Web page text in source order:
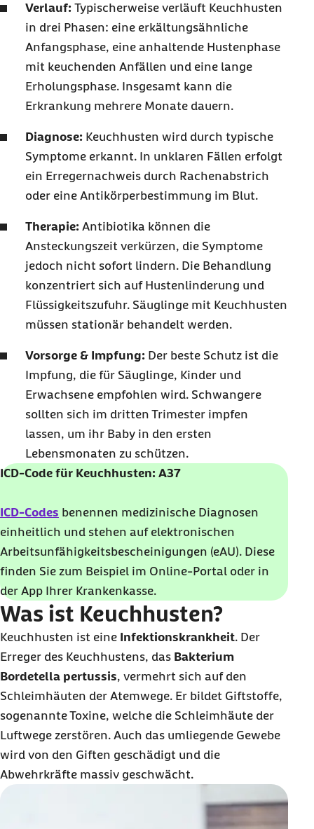
Verlauf: Typischerweise verläuft Keuchhusten
in drei Phasen: eine erkältungsähnliche
Anfangsphase, eine anhaltende Hustenphase
mit keuchenden Anfällen und eine lange
Erholungsphase. Insgesamt kann die
Erkrankung mehrere Monate dauern.
Diagnose: Keuchhusten wird durch typische
Symptome erkannt. In unklaren Fällen erfolgt
ein Erregernachweis durch Rachenabstrich
oder eine Antikörperbestimmung im Blut.
Therapie: Antibiotika können die
Ansteckungszeit verkürzen, die Symptome
jedoch nicht sofort lindern. Die Behandlung
konzentriert sich auf Hustenlinderung und
Flüssigkeitszufuhr. Säuglinge mit Keuchhusten
müssen stationär behandelt werden.
Vorsorge & Impfung: Der beste Schutz ist die
Impfung, die für Säuglinge, Kinder und
Erwachsene empfohlen wird. Schwangere
sollten sich im dritten Trimester impfen
lassen, um ihr Baby in den ersten
Lebensmonaten zu schützen.
ICD-Code für Keuchhusten: A37
ICD-Codes benennen medizinische Diagnosen
einheitlich und stehen auf elektronischen
Arbeitsunfähigkeitsbescheinigungen (eAU). Diese
finden Sie zum Beispiel im Online-Portal oder in
der App Ihrer Krankenkasse.
Was ist Keuchhusten?
Keuchhusten ist eine Infektionskrankheit. Der
Erreger des Keuchhustens, das Bakterium
Bordetella pertussis, vermehrt sich auf den
Schleimhäuten der Atemwege. Er bildet Giftstoffe,
sogenannte Toxine, welche die Schleimhäute der
Luftwege zerstören. Auch das umliegende Gewebe
wird von den Giften geschädigt und die
Abwehrkräfte massiv geschwächt.